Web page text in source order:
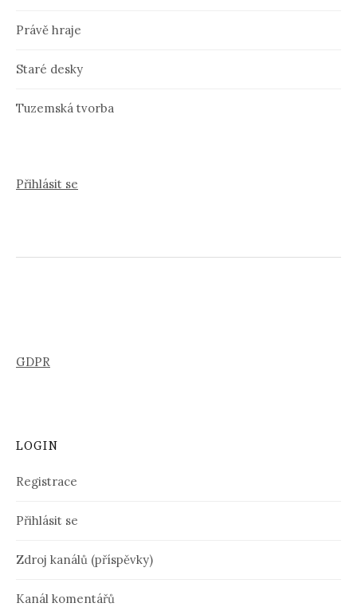
Právě hraje
Staré desky
Tuzemská tvorba
Přihlásit se
GDPR
LOGIN
Registrace
Přihlásit se
Zdroj kanálů (příspěvky)
Kanál komentářů